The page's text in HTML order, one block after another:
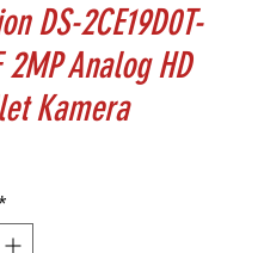
DS-2CE19D0T-
2MP Analog HD
Kamera